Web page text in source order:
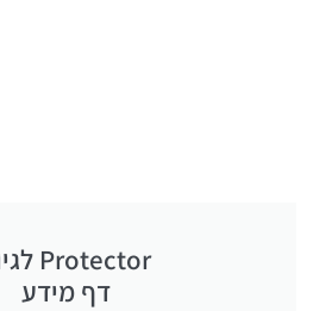
Protector לגיוון
דף מידע